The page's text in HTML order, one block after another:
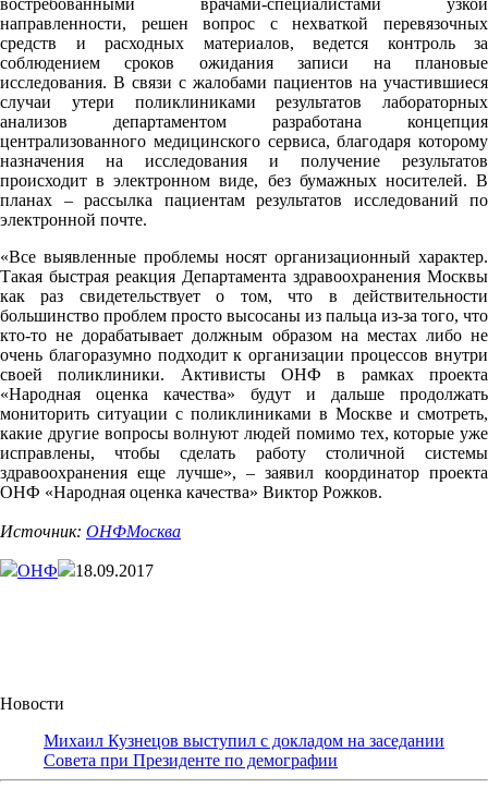
направленности, решен вопрос с нехваткой перевязочных
средств и расходных материалов, ведется контроль за
соблюдением сроков ожидания записи на плановые
исследования. В связи с жалобами пациентов на участившиеся
случаи утери поликлиниками результатов лабораторных
анализов департаментом разработана концепция
централизованного медицинского сервиса, благодаря которому
назначения на исследования и получение результатов
происходит в электронном виде, без бумажных носителей. В
планах – рассылка пациентам результатов исследований по
электронной почте.
«Все выявленные проблемы носят организационный характер.
Такая быстрая реакция Департамента здравоохранения Москвы
как раз свидетельствует о том, что в действительности
большинство проблем просто высосаны из пальца из-за того, что
кто-то не дорабатывает должным образом на местах либо не
очень благоразумно подходит к организации процессов внутри
своей поликлиники. Активисты ОНФ в рамках проекта
«Народная оценка качества» будут и дальше продолжать
мониторить ситуации с поликлиниками в Москве и смотреть,
какие другие вопросы волнуют людей помимо тех, которые уже
исправлены, чтобы сделать работу столичной системы
здравоохранения еще лучше», – заявил координатор проекта
ОНФ «Народная оценка качества» Виктор Рожков.
Источник: ОНФМосква
ОНФ 18.09.2017
Новости
Михаил Кузнецов выступил с докладом на заседании
Совета при Президенте по демографии